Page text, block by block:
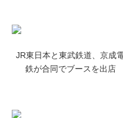
JR東日本と東武鉄道、京成
鉄が合同でブースを出店